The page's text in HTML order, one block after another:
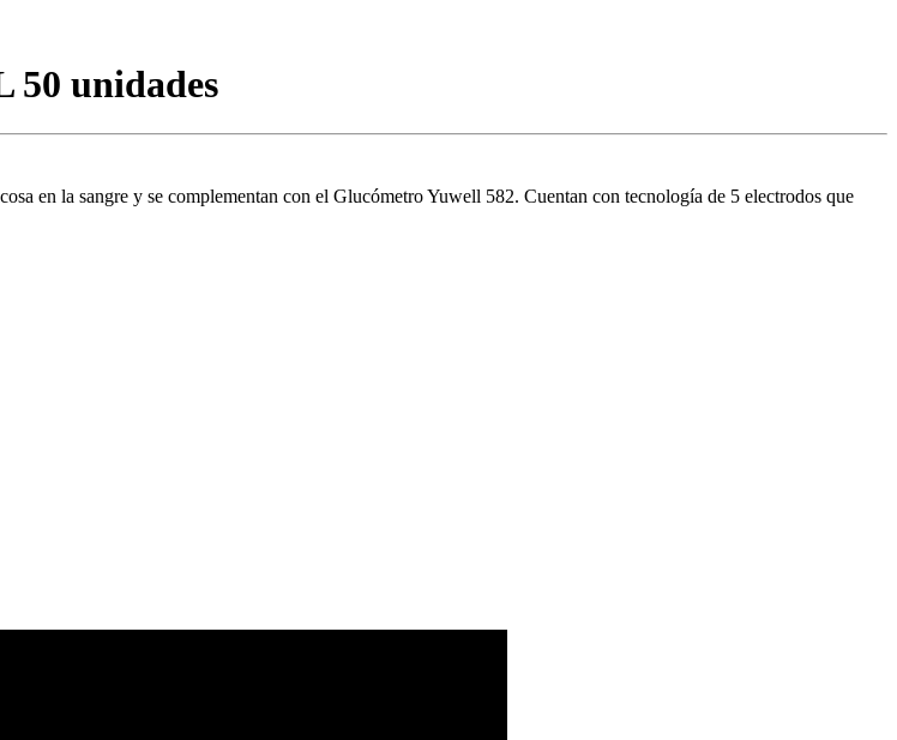
50 unidades
en la sangre y se complementan con el Glucómetro Yuwell 582. Cuentan con tecnología de 5 electrodos que